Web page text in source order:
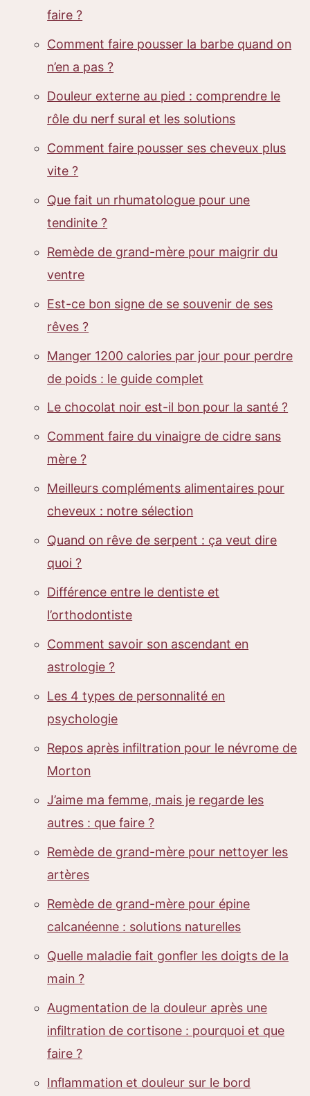
faire ?
Comment faire pousser la barbe quand on
n’en a pas ?
Douleur externe au pied : comprendre le
rôle du nerf sural et les solutions
Comment faire pousser ses cheveux plus
vite ?
Que fait un rhumatologue pour une
tendinite ?
Remède de grand-mère pour maigrir du
ventre
Est-ce bon signe de se souvenir de ses
rêves ?
Manger 1200 calories par jour pour perdre
de poids : le guide complet
Le chocolat noir est-il bon pour la santé ?
Comment faire du vinaigre de cidre sans
mère ?
Meilleurs compléments alimentaires pour
cheveux : notre sélection
Quand on rêve de serpent : ça veut dire
quoi ?
Différence entre le dentiste et
l’orthodontiste
Comment savoir son ascendant en
astrologie ?
Les 4 types de personnalité en
psychologie
Repos après infiltration pour le névrome de
Morton
J’aime ma femme, mais je regarde les
autres : que faire ?
Remède de grand-mère pour nettoyer les
artères
Remède de grand-mère pour épine
calcanéenne : solutions naturelles
Quelle maladie fait gonfler les doigts de la
main ?
Augmentation de la douleur après une
infiltration de cortisone : pourquoi et que
faire ?
Inflammation et douleur sur le bord